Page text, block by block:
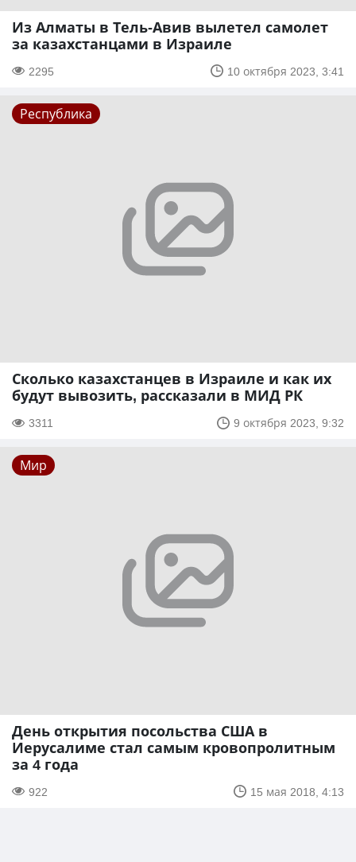
Из Алматы в Тель-Авив вылетел самолет
за казахстанцами в Израиле
2295 10 октября 2023, 3:41
Республика
Сколько казахстанцев в Израиле и как их
будут вывозить, рассказали в МИД РК
3311 9 октября 2023, 9:32
Мир
День открытия посольства США в
Иерусалиме стал самым кровопролитным
за 4 года
922 15 мая 2018, 4:13